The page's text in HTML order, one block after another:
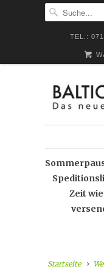
TEL.:
Zeit
Startseite